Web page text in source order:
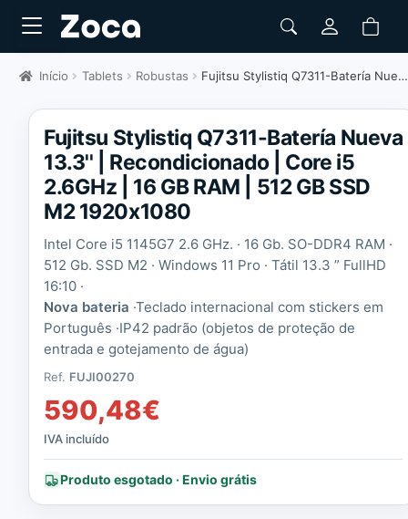
Início Tablets Robustas Fujitsu Stylistiq Q7311-Batería Nueva 13.3" | Recondicionado
Fujitsu Stylistiq Q7311-Batería Nueva
13.3'' | Recondicionado | Core i5
2.6GHz | 16 GB RAM | 512 GB SSD
M2 1920x1080
Intel Core i5 1145G7 2.6 GHz. · 16 Gb. SO-DDR4 RAM ·
512 Gb. SSD M2 · Windows 11 Pro · Tátil 13.3 ” FullHD
16:10 ·
Nova bateria ·Teclado internacional com stickers em
Português ·IP42 padrão (objetos de proteção de
entrada e gotejamento de água)
Ref. FUJI00270
590,48€
IVA incluído
Produto esgotado · Envio grátis